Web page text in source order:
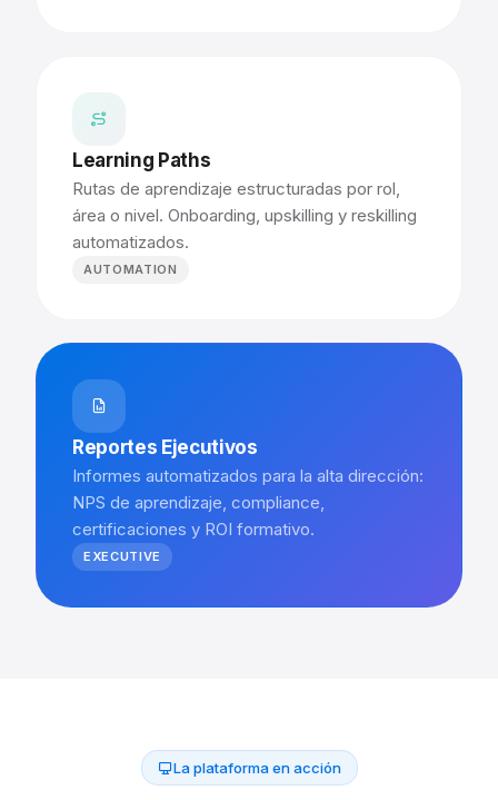
Learning Paths
Rutas de aprendizaje estructuradas por rol,
área o nivel. Onboarding, upskilling y reskilling
automatizados.
AUTOMATION
Reportes Ejecutivos
Informes automatizados para la alta dirección:
NPS de aprendizaje, compliance,
certificaciones y ROI formativo.
EXECUTIVE
La plataforma en acción